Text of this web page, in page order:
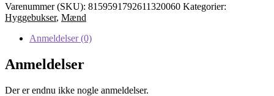
199,95 kr..119,97 kr..
Varenummer (SKU): 8159591792611320060 Kategorier:
Hyggebukser, Mænd
Anmeldelser (0)
Anmeldelser
Der er endnu ikke nogle anmeldelser.